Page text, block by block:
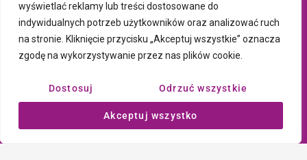
wyświetlać reklamy lub treści dostosowane do
indywidualnych potrzeb użytkowników oraz analizować ruch
na stronie. Kliknięcie przycisku „Akceptuj wszystkie” oznacza
zgodę na wykorzystywanie przez nas plików cookie.
Dostosuj Odrzuć wszystkie
Akceptuj wszystko
Sklep Talizman
Polityka prywatności i plików cookie
Wszystkie treści umieszczone na tej stronie są chronione prawem